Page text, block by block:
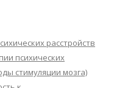
расстройств
психических
стимуляции мозга)